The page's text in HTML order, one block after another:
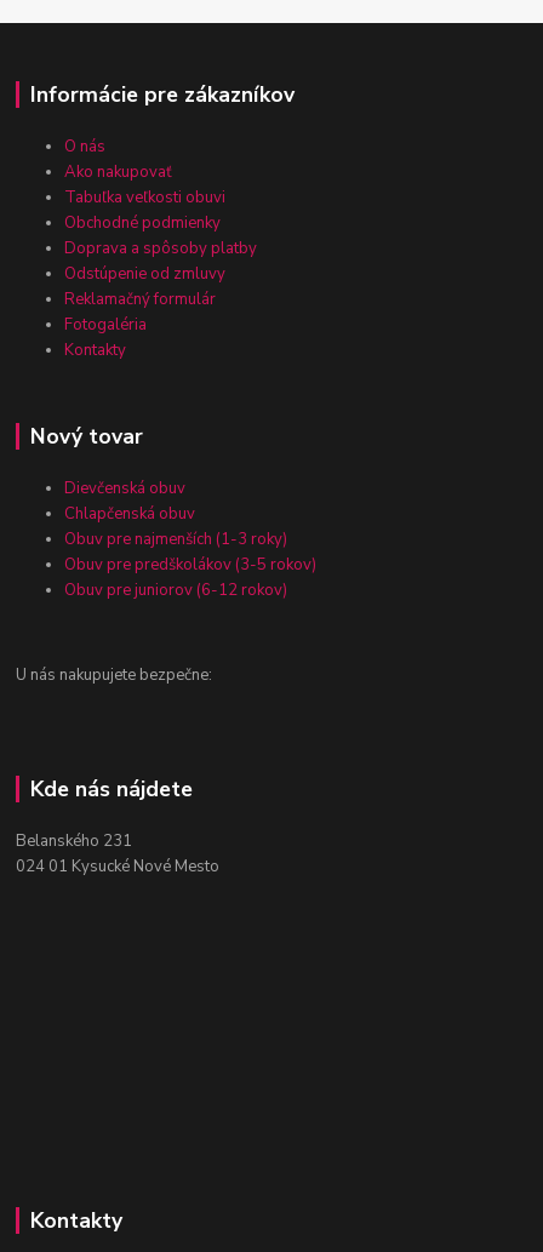
Informácie pre zákazníkov
O nás
Ako nakupovať
Tabuľka veľkosti obuvi
Obchodné podmienky
Doprava a spôsoby platby
Odstúpenie od zmluvy
Reklamačný formulár
Fotogaléria
Kontakty
Nový tovar
Dievčenská obuv
Chlapčenská obuv
Obuv pre najmenších (1-3 roky)
Obuv pre predškolákov (3-5 rokov)
Obuv pre juniorov (6-12 rokov)
U nás nakupujete bezpečne:
Kde nás nájdete
Belanského 231
024 01 Kysucké Nové Mesto
Kontakty